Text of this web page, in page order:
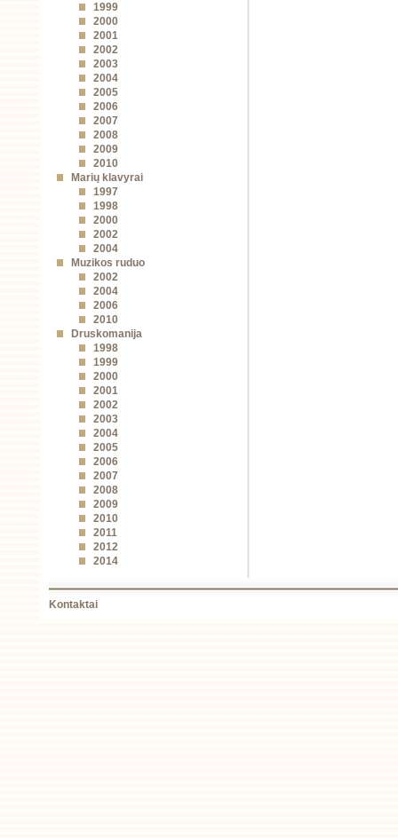
1999
2000
2001
2002
2003
2004
2005
2006
2007
2008
2009
2010
Marių klavyrai
1997
1998
2000
2002
2004
Muzikos ruduo
2002
2004
2006
2010
Druskomanija
1998
1999
2000
2001
2002
2003
2004
2005
2006
2007
2008
2009
2010
2011
2012
2014
Kontaktai